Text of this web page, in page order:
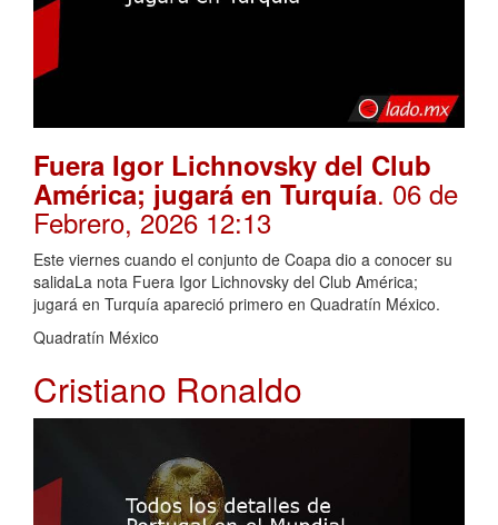
Fuera Igor Lichnovsky del Club
América; jugará en Turquía. 06 de
Febrero, 2026 12:13
Este viernes cuando el conjunto de Coapa dio a conocer su
salidaLa nota Fuera Igor Lichnovsky del Club América;
jugará en Turquía apareció primero en Quadratín México.
Quadratín México
Cristiano Ronaldo